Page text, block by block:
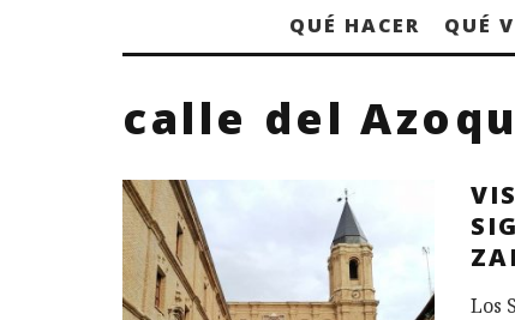
QUÉ HACER QUÉ
calle del
Los